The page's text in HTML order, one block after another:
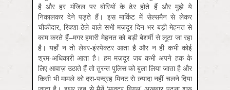
है और हर मंजिल पर बोरियों के ढेर होते हैं और मुझे ये
निकालकर देने पड़ते हैं। इस मार्किट में सेल्समैन से लेकर
चौकीदार, रिक्शा-ठेले वाले सभी मज़दूर दिन-भर बड़ी मेहनत से
काम करते हैं–मगर हमारी मेहनत को बड़ी बेशर्मी से लूटा जा रहा
है। यहाँ न तो लेबर-इंस्पेक्टर आता है और न ही कभी कोई
श्रम-अधिकारी आता है। हम मज़दूर जब कभी अपने हक़ के
लिए आवाज़ उठाते हैं तो तुरन्त पुलिस को बुला लिया जाता है और
किसी भी मामले को दस-पन्द्रह मिनट से ज़्यादा नहीं चलने दिया